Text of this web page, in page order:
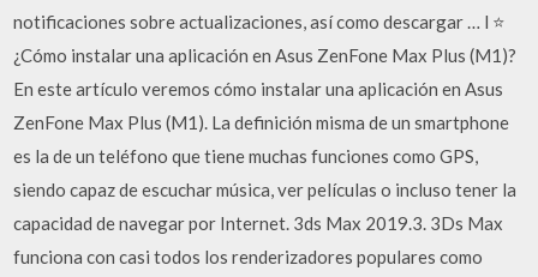
notificaciones sobre actualizaciones, así como descargar … l ⭐
¿Cómo instalar una aplicación en Asus ZenFone Max Plus (M1)?
En este artículo veremos cómo instalar una aplicación en Asus
ZenFone Max Plus (M1). La definición misma de un smartphone
es la de un teléfono que tiene muchas funciones como GPS,
siendo capaz de escuchar música, ver películas o incluso tener la
capacidad de navegar por Internet. 3ds Max 2019.3. 3Ds Max
funciona con casi todos los renderizadores populares como